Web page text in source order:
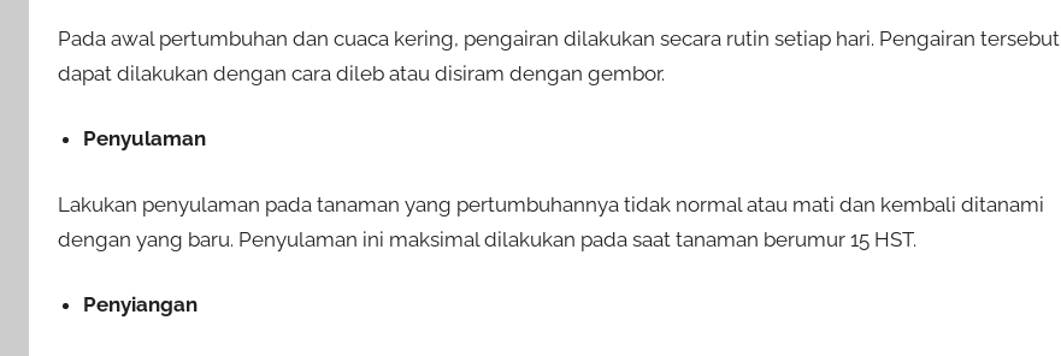
Pada awal pertumbuhan dan cuaca kering, pengairan dilakukan secara rutin setiap hari. Pengairan tersebut
dapat dilakukan dengan cara dileb atau disiram dengan gembor.
Penyulaman
Lakukan penyulaman pada tanaman yang pertumbuhannya tidak normal atau mati dan kembali ditanami
dengan yang baru. Penyulaman ini maksimal dilakukan pada saat tanaman berumur 15 HST.
Penyiangan